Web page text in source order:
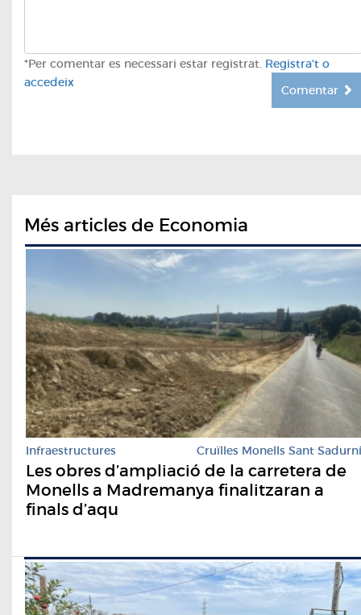
*Per comentar es necessari estar registrat. Registra't o
accedeix
Comentar
Més articles de Economia
Infraestructures Cruïlles Monells Sant Sadurní
​Les obres d’ampliació de la carretera de
Monells a Madremanya finalitzaran a
finals d’aqu